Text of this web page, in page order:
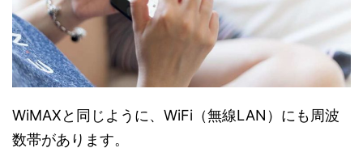
WiMAXと同じように、WiFi（無線LAN）にも周波
数帯があります。